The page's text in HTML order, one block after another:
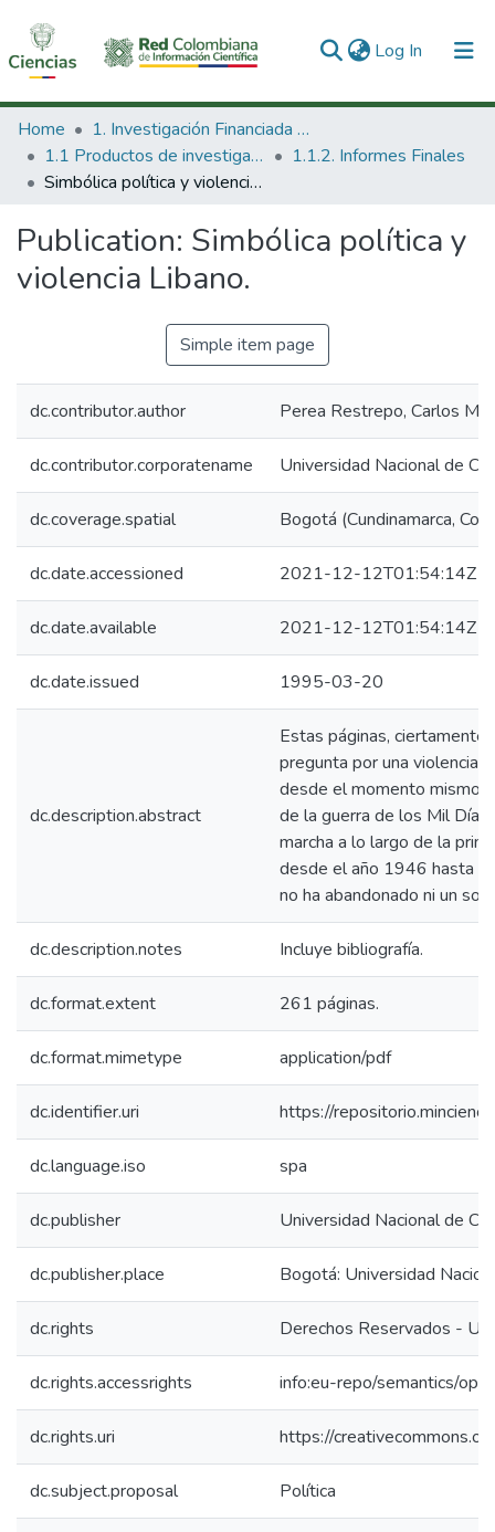
Log In (current)
Communities & Collections
All of DSpace
Home
1. Investigación Financiada con Recursos Públicos
1.1 Productos de investigación
1.1.2. Informes Finales
Simbólica política y violencia Libano.
Publication: Simbólica política y
violencia Libano.
Simple item page
dc.contributor.author Perea Restrepo, Carlos
dc.contributor.corporatename Universidad Nacional de
dc.coverage.spatial Bogotá (Cundinamarca,
dc.date.accessioned 2021-12-12T01:54:14Z
dc.date.available 2021-12-12T01:54:14Z
dc.date.issued 1995-03-20
dc.description.abstract
Estas páginas, ciertamente
pregunta por una violencia
desde el momento mismo
de la guerra de los Mil
marcha a lo largo de la
desde el año 1946 hasta
no ha abandonado ni un
dc.description.notes Incluye bibliografía.
dc.format.extent 261 páginas.
dc.format.mimetype application/pdf
dc.identifier.uri https://
dc.language.iso spa
dc.publisher Universidad Nacional de
dc.publisher.place Bogotá: Universidad
dc.rights Derechos Reservados -
dc.rights.accessrights info:eu-repo/semantics/
dc.rights.uri https://
dc.subject.proposal Política